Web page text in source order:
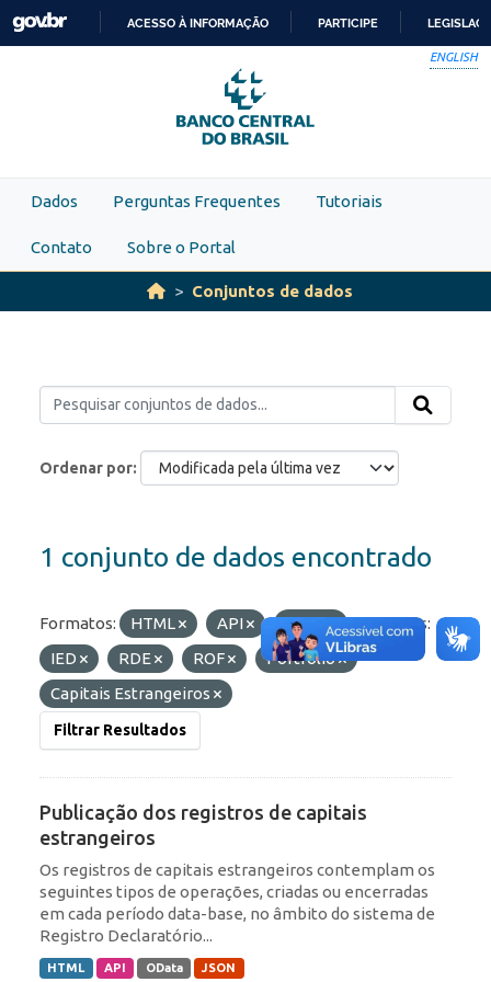
Skip to main content
PARA
O
CONTEÚDO
ACESSO À INFORMAÇÃO PARTICIPE
ENGLISH
Dados Perguntas Frequentes Tutoriais
Contato Sobre o Portal
Conjuntos de dados
Ordenar por
1 conjunto de dados encontrado
Formatos: HTML API JSON
Etiquetas:
IED
RDE ROF
Portfólio
Capitais Estrangeiros
Filtrar Resultados
Publicação dos registros de capitais
estrangeiros
Os registros de capitais estrangeiros contemplam os
seguintes tipos de operações, criadas ou encerradas
em cada período data-base, no âmbito do sistema de
Registro Declaratório...
HTML API OData JSON